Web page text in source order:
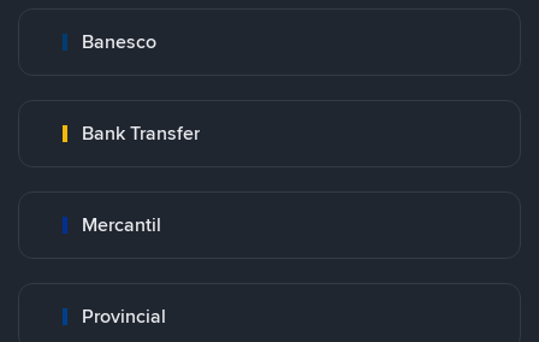
Banesco
Bank Transfer
Mercantil
Provincial